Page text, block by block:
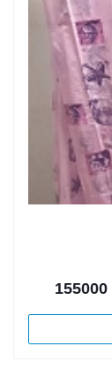
155000